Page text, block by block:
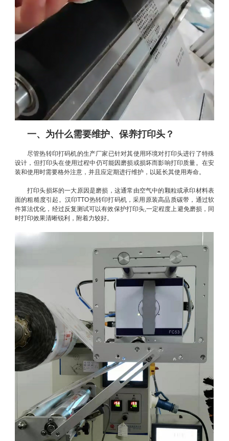
一、为什么需要维护、保养打印头？
尽管热转印打码机的生产厂家已针对其使用环境对打印头进行了特殊
设计，但打印头在使用过程中仍可能因磨损或损坏而影响打印质量。在安
装和使用时需要格外注意，并且应定期进行维护，以延长其使用寿命。
打印头损坏的一大原因是磨损，这通常由空气中的颗粒或承印材料表
面的粗糙度引起。汉印TTO热转印打码机，采用原装高品质碳带，通过软
件算法优化，经过反复测试可以有效保护打印头,一定程度上避免磨损，同
时打印效果清晰锐利，附着力较好。